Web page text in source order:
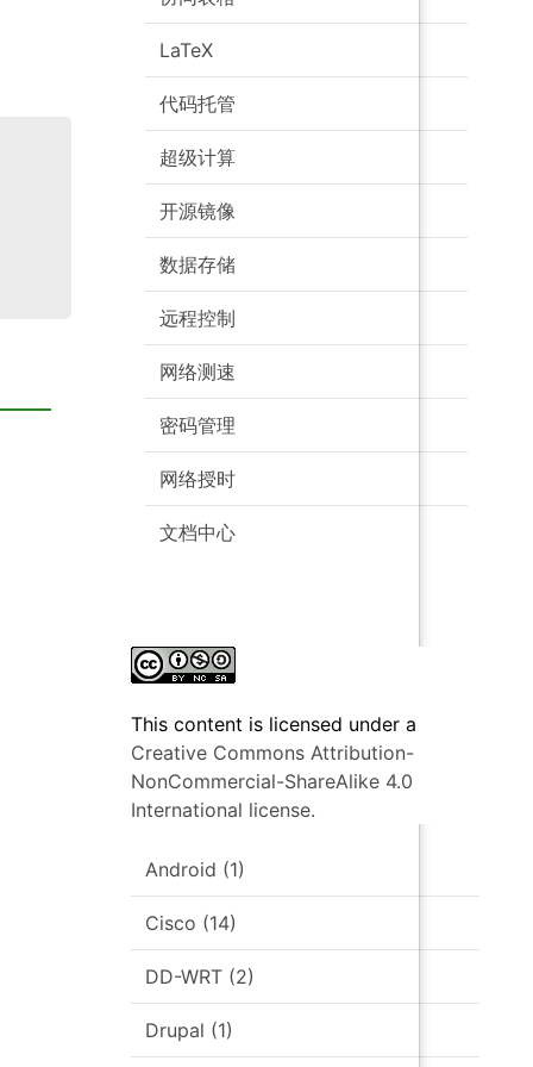
LaTeX
代码托管
超级计算
开源镜像
数据存储
远程控制
网络测速
密码管理
网络授时
文档中心
This content is licensed under a
Creative Commons Attribution-
NonCommercial-ShareAlike 4.0
International license.
Android (1)
Cisco (14)
DD-WRT (2)
Drupal (1)